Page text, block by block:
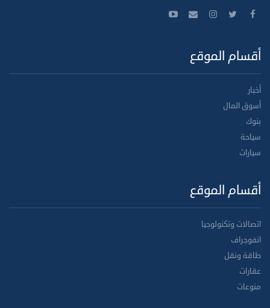
أقسام الموقع
أخبار
أسوق المال
بنوك
سياحة
سيارات
أقسام الموقع
اتصالات وتكنولوجيا
انفوجراف
طاقة ونقل
عقارات
منوعات